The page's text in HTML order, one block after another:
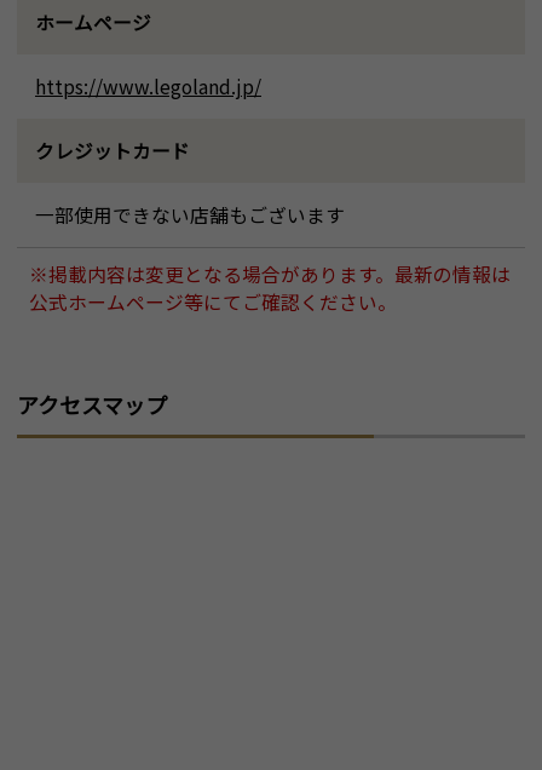
ホームページ
https://www.legoland.jp/
クレジットカード
一部使用できない店舗もございます
※掲載内容は変更となる場合があります。最新の情報は
公式ホームページ等にてご確認ください。
アクセスマップ